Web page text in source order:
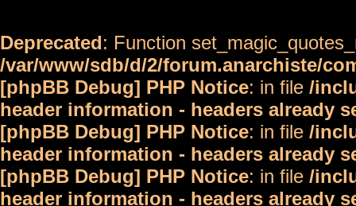
Deprecated: Function
/var/www/sdb/d/2/forum.anarchiste/
[phpBB Debug] PHP Notice: in file /
header information - headers already
[phpBB Debug] PHP Notice: in file /
header information - headers already
[phpBB Debug] PHP Notice: in file /
header information - headers already